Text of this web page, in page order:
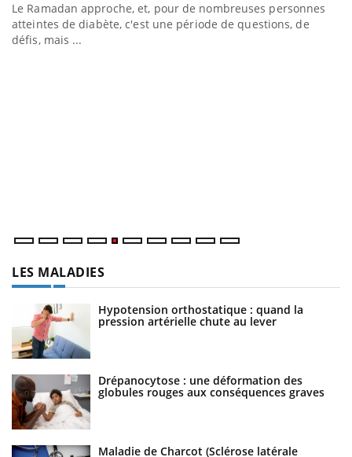
Le Ramadan approche, et, pour de nombreuses personnes
atteintes de diabète, c'est une période de questions, de
défis, mais ...
LES MALADIES
Hypotension orthostatique : quand la
pression artérielle chute au lever
Drépanocytose : une déformation des
globules rouges aux conséquences graves
Maladie de Charcot (Sclérose latérale